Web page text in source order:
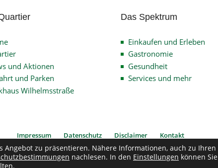
und Aktionen
und Parken
Wilhelmsstraße
Das Spektrum
Einkaufen und Erleben
Gastronomie
Gesundheit
Services und mehr
Impressum Datenschutz Disclaimer Kontakt
© 2026Verein Quartier Wilhelmsstrasse | Alle Rechte vorbehalten
Angebot zu präsentieren. Nähere Informationen, auch zu Ihren
nachlesen. In den Einstellungen können Sie